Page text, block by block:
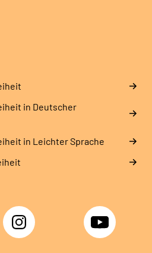
in Deutscher
in Leichter Sprache
Instagram YouTube